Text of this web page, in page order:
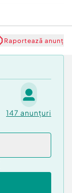
Raportează anunț
147 anunțuri